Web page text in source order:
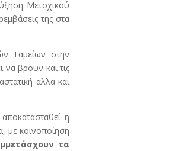
Μετοχικού
της στα
Ταμείων στην
να βρουν και τις
αλλά και
η
με κοινοποίηση
τα